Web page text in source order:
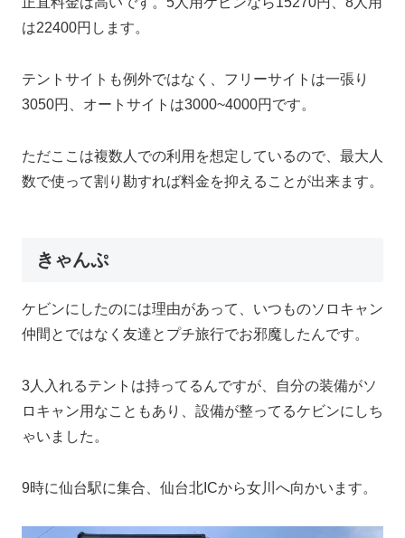
は22400円します。
テントサイトも例外ではなく、フリーサイトは一張り
3050円、オートサイトは3000~4000円です。
ただここは複数人での利用を想定しているので、最大人
数で使って割り勘すれば料金を抑えることが出来ます。
きゃんぷ
ケビンにしたのには理由があって、いつものソロキャン
仲間とではなく友達とプチ旅行でお邪魔したんです。
3人入れるテントは持ってるんですが、自分の装備がソ
ロキャン用なこともあり、設備が整ってるケビンにしち
ゃいました。
9時に仙台駅に集合、仙台北ICから女川へ向かいます。